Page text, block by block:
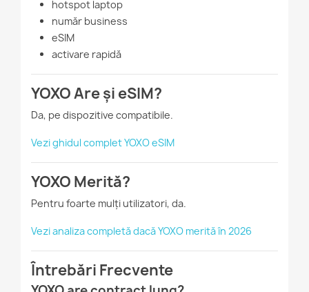
hotspot laptop
număr business
eSIM
activare rapidă
YOXO Are și eSIM?
Da, pe dispozitive compatibile.
Vezi ghidul complet YOXO eSIM
YOXO Merită?
Pentru foarte mulți utilizatori, da.
Vezi analiza completă dacă YOXO merită în 2026
Întrebări Frecvente